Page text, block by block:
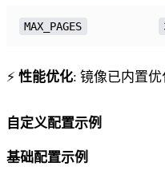
MAX_PAGES
⚡ 性能优化: 镜像已内置优
自定义配置示例
基础配置示例